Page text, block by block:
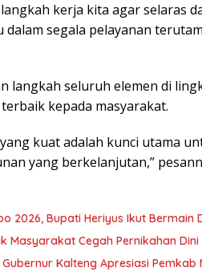
kerja kita agar selaras
segala pelayanan
langkah seluruh elemen di
kepada masyarakat.
kuat adalah kunci utama
yang berkelanjutan,”
2026, Bupati Heriyus Ikut Bermain
Masyarakat Cegah Pernikahan Dini
Kalteng Apresiasi Pemkab